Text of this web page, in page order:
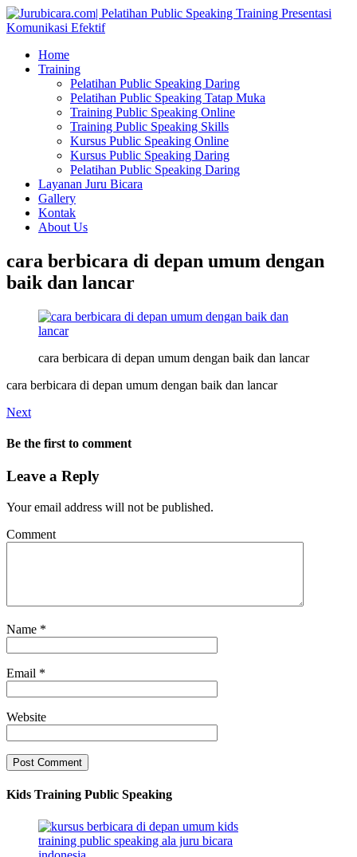
Home
Training
Pelatihan Public Speaking Daring
Pelatihan Public Speaking Tatap Muka
Training Public Speaking Online
Training Public Speaking Skills
Kursus Public Speaking Online
Kursus Public Speaking Daring
Pelatihan Public Speaking Daring
Layanan Juru Bicara
Gallery
Kontak
About Us
cara berbicara di depan umum dengan
baik dan lancar
cara berbicara di depan umum dengan baik dan lancar
cara berbicara di depan umum dengan baik dan lancar
Next
Be the first to comment
Leave a Reply
Your email address will not be published.
Comment
Name *
Email *
Website
Kids Training Public Speaking